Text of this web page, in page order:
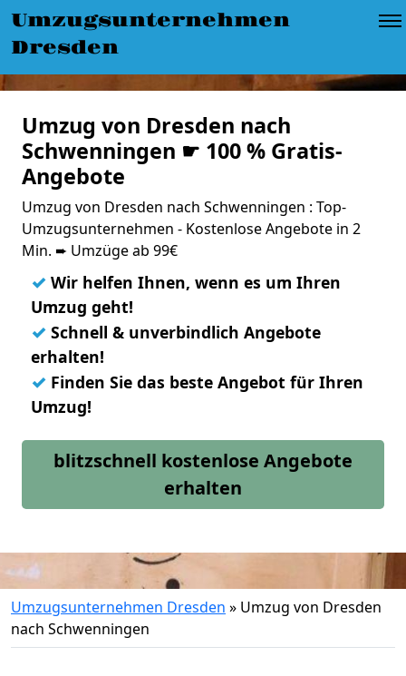
Umzugsunternehmen
Dresden
Umzug von Dresden nach
Schwenningen ☛ 100 % Gratis-
Angebote
Umzug von Dresden nach Schwenningen : Top-
Umzugsunternehmen - Kostenlose Angebote in 2
Min. ➨ Umzüge ab 99€
✓ Wir helfen Ihnen, wenn es um Ihren
Umzug geht!
✓ Schnell & unverbindlich Angebote
erhalten!
✓ Finden Sie das beste Angebot für Ihren
Umzug!
blitzschnell kostenlose Angebote
erhalten
Umzugsunternehmen Dresden » Umzug von Dresden
nach Schwenningen